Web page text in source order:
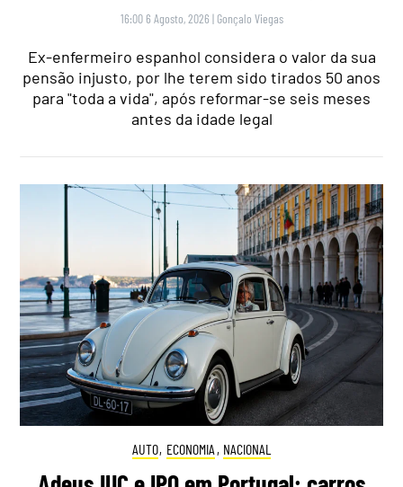
16:00 6 Agosto, 2026 | Gonçalo Viegas
Ex-enfermeiro espanhol considera o valor da sua
pensão injusto, por lhe terem sido tirados 50 anos
para "toda a vida", após reformar-se seis meses
antes da idade legal
AUTO, ECONOMIA , NACIONAL